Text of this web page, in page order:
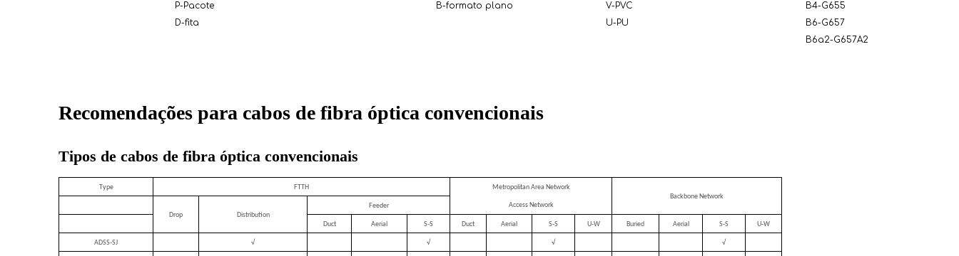
P-Pacote
B-formato plano V-PVC
B4-G655
D-fita
U-PU
B6-G657
B6a2-G657A2
Recomendações para cabos de fibra óptica convencionais
Tipos de cabos de fibra óptica convencionais
Type FTTH Metropolitan Area Network
Access Network
Backbone Network
Drop Distribution
Feeder
Duct Aerial S-S Duct Aerial S-S U-W Buried Aerial S-S U-W
ADSS-SJ √ √ √ √